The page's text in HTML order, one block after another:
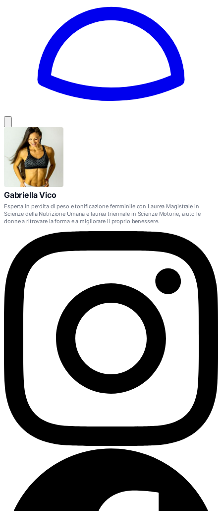
Gabriella Vico
Esperta in perdita di peso e tonificazione femminile con Laurea Magistrale in
Scienze della Nutrizione Umana e laurea triennale in Scienze Motorie, aiuto le
donne a ritrovare la forma e a migliorare il proprio benessere.